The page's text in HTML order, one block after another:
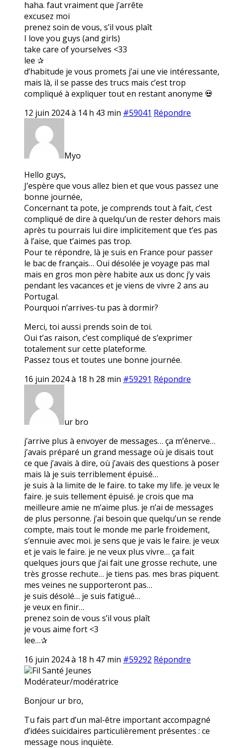
haha. faut vraiment que j’arrête
excusez moi
prenez soin de vous, s’il vous plaît
I love you guys (and girls)
take care of yourselves <33
lee ✰
d’habitude je vous promets j’ai une vie intéressante,
mais là, il se passe des trucs mais c’est trop
compliqué à expliquer tout en restant anonyme 💀
12 juin 2024 à 14 h 43 min #59041 Répondre
Myo
Hello guys,
J’espère que vous allez bien et que vous passez une
bonne journée,
Concernant ta pote, je comprends tout à fait, c’est
compliqué de dire à quelqu’un de rester dehors mais
après tu pourrais lui dire implicitement que t’es pas
à l’aise, que t’aimes pas trop.
Pour te répondre, là je suis en France pour passer
le bac de français… Oui désolée je voyage pas mal
mais en gros mon père habite aux us donc j’y vais
pendant les vacances et je viens de vivre 2 ans au
Portugal.
Pourquoi n’arrives-tu pas à dormir?
Merci, toi aussi prends soin de toi.
Oui t’as raison, c’est compliqué de s’exprimer
totalement sur cette plateforme.
Passez tous et toutes une bonne journée.
16 juin 2024 à 18 h 28 min #59291 Répondre
ur bro
j’arrive plus à envoyer de messages… ça m’énerve…
j’avais préparé un grand message où je disais tout
ce que j’avais à dire, où j’avais des questions à poser
mais là je suis terriblement épuisé…
je suis à la limite de le faire. to take my life. je veux le
faire. je suis tellement épuisé. je crois que ma
meilleure amie ne m’aime plus. je n’ai de messages
de plus personne. j’ai besoin que quelqu’un se rende
compte, mais tout le monde me parle froidement,
s’ennuie avec moi. je sens que je vais le faire. je veux
et je vais le faire. je ne veux plus vivre… ça fait
quelques jours que j’ai fait une grosse rechute, une
très grosse rechute… je tiens pas. mes bras piquent.
mes veines ne supporteront pas…
je suis désolé… je suis fatigué…
je veux en finir…
prenez soin de vous s’il vous plaît
je vous aime fort <3
lee…✰
16 juin 2024 à 18 h 47 min #59292 Répondre
Fil Santé Jeunes
Modérateur/modératrice
Bonjour ur bro,
Tu fais part d’un mal-être important accompagné
d’idées suicidaires particulièrement présentes : ce
message nous inquiète.